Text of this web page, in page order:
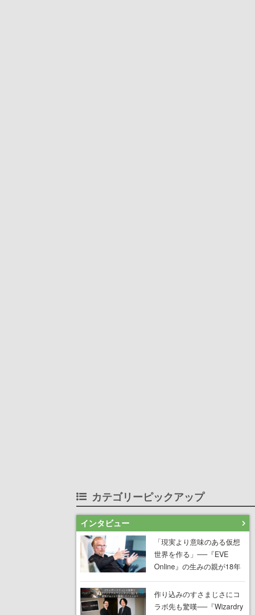
カテゴリーピックアップ
インタビュー
「現実より意味のある仮想
世界を作る」──『EVE
Online』の生みの親が18年
言”は、比喩ではなく本気だ
った
作り込みのすさまじさにコ
ラボ先も驚嘆──『Wizardry